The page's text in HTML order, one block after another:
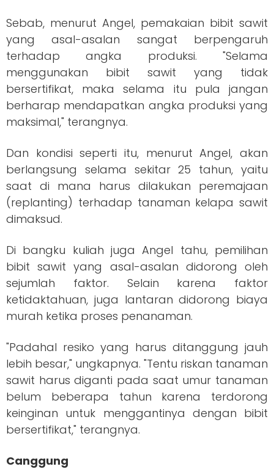
Sebab, menurut Angel, pemakaian bibit sawit
yang asal-asalan sangat berpengaruh
terhadap angka produksi. "Selama
menggunakan bibit sawit yang tidak
bersertifikat, maka selama itu pula jangan
berharap mendapatkan angka produksi yang
maksimal," terangnya.
Dan kondisi seperti itu, menurut Angel, akan
berlangsung selama sekitar 25 tahun, yaitu
saat di mana harus dilakukan peremajaan
(replanting) terhadap tanaman kelapa sawit
dimaksud.
Di bangku kuliah juga Angel tahu, pemilihan
bibit sawit yang asal-asalan didorong oleh
sejumlah faktor. Selain karena faktor
ketidaktahuan, juga lantaran didorong biaya
murah ketika proses penanaman.
"Padahal resiko yang harus ditanggung jauh
lebih besar," ungkapnya. "Tentu riskan tanaman
sawit harus diganti pada saat umur tanaman
belum beberapa tahun karena terdorong
keinginan untuk menggantinya dengan bibit
bersertifikat," terangnya.
Canggung